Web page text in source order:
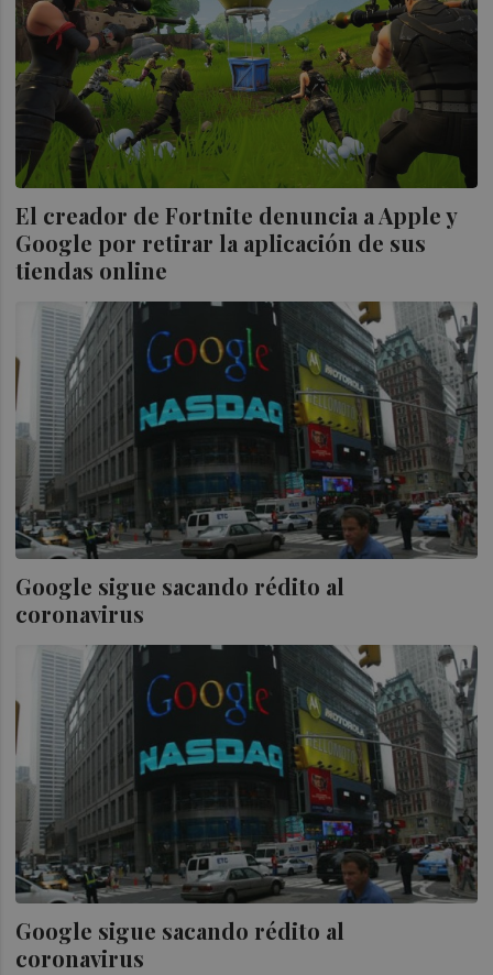
El creador de Fortnite denuncia a Apple y
Google por retirar la aplicación de sus
tiendas online
Google sigue sacando rédito al
coronavirus
Google sigue sacando rédito al
coronavirus